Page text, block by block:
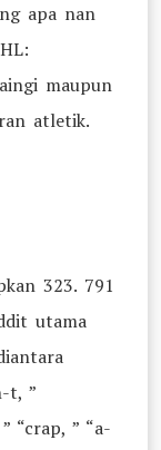
apa nan
maupun
atletik.
323. 791
utama
t, ”
“crap, ” “a-